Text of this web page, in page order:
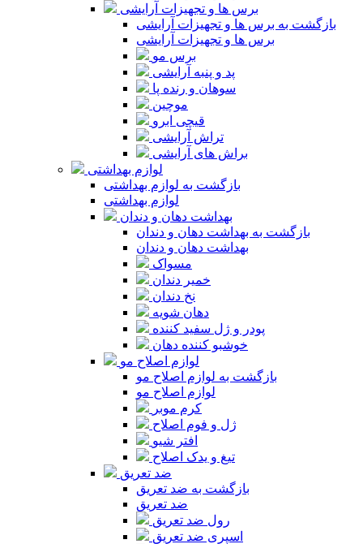
برس ها و تجهیزات آرایشی
بازگشت به برس ها و تجهیزات آرایشی
برس ها و تجهیزات آرایشی
برس مو
پد و پنبه آرایشی
سوهان و رنده پا
موچین
قیچی ابرو
تراش آرایشی
براش های آرایشی
لوازم بهداشتی
بازگشت به لوازم بهداشتی
لوازم بهداشتی
بهداشت دهان و دندان
بازگشت به بهداشت دهان و دندان
بهداشت دهان و دندان
مسواک
خمیر دندان
نخ دندان
دهان شویه
پودر و ژل سفید کننده
خوشبو کننده دهان
لوازم اصلاح مو
بازگشت به لوازم اصلاح مو
لوازم اصلاح مو
کرم موبر
ژل و فوم اصلاح
افتر شیو
تیغ و یدک اصلاح
ضد تعریق
بازگشت به ضد تعریق
ضد تعریق
رول ضد تعریق
اسپری ضد تعریق